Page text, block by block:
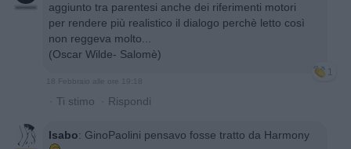
aggiunto tra parentesi anche dei riferimenti motori
per rendere più realistico il dialogo perchè letto così
non reggeva molto...
(Oscar Wilde- Salomè)
1
18 Febbraio alle ore 19:18
· Ti stimo · Rispondi
Isabo: GinoPaolini pensavo fosse tratto da Harmony